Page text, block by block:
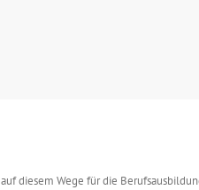
diesem Wege für die